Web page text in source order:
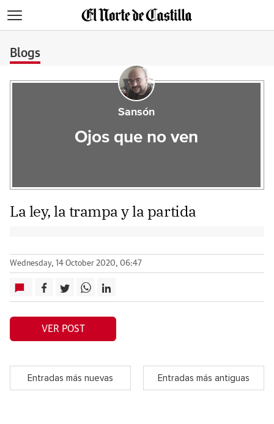
Blogs
Sansón
Ojos que no ven
La ley, la trampa y la partida
Wednesday, 14 October 2020, 06:47
VER POST
Entradas más nuevas Entradas más antiguas